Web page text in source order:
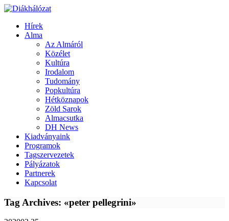
Hírek
Alma
Az Almáról
Közélet
Kultúra
Irodalom
Tudomány
Popkultúra
Hétköznapok
Zöld Sarok
Almacsutka
DH News
Kiadványaink
Programok
Tagszervezetek
Pályázatok
Partnerek
Kapcsolat
Tag Archives: «peter pellegrini»